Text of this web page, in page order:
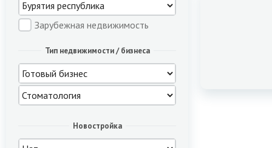
Зарубежная недвижимость
Тип недвижимости / бизнеса
Новостройка